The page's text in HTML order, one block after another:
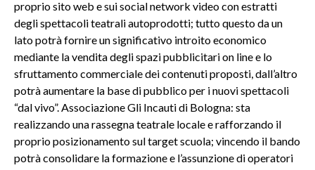
proprio sito web e sui social network video con estratti
degli spettacoli teatrali autoprodotti; tutto questo da un
lato potrà fornire un significativo introito economico
mediante la vendita degli spazi pubblicitari on line e lo
sfruttamento commerciale dei contenuti proposti, dall’altro
potrà aumentare la base di pubblico per i nuovi spettacoli
“dal vivo”. Associazione Gli Incauti di Bologna: sta
realizzando una rassegna teatrale locale e rafforzando il
proprio posizionamento sul target scuola; vincendo il bando
potrà consolidare la formazione e l’assunzione di operatori